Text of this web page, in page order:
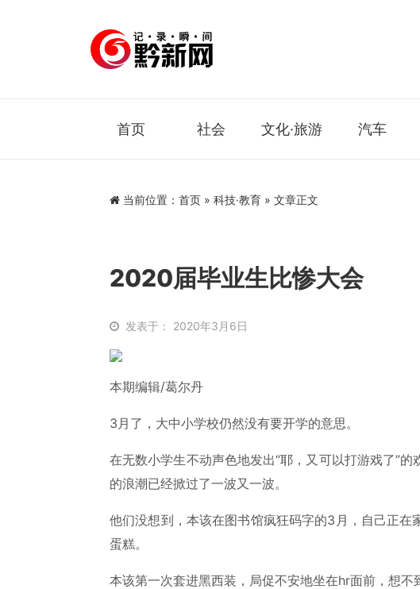
首页 社会 文化·旅游 汽车
当前位置： 首页 » 科技·教育 » 文章正文
2020届毕业生比惨大会
发表于： 2020年3月6日
本期编辑/葛尔丹
3月了，大中小学校仍然没有要开学的意思。
在无数小学生不动声色地发出“耶，又可以打游戏了”
的浪潮已经掀过了一波又一波。
他们没想到，本该在图书馆疯狂码字的3月，自己正在
蛋糕。
本该第一次套进黑西装，局促不安地坐在hr面前，想不